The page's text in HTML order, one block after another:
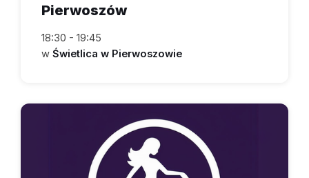
Pierwoszów
18:30 - 19:45
w Świetlica w Pierwoszowie